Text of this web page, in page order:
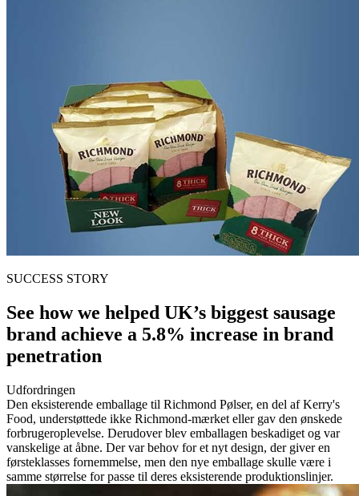
SUCCESS STORY
See how we helped UK’s biggest sausage
brand achieve a 5.8% increase in brand
penetration
Udfordringen
Den eksisterende emballage til Richmond Pølser, en del af Kerry's
Food, understøttede ikke Richmond-mærket eller gav den ønskede
forbrugeroplevelse. Derudover blev emballagen beskadiget og var
vanskelige at åbne. Der var behov for et nyt design, der giver en
førsteklasses fornemmelse, men den nye emballage skulle være i
samme størrelse for passe til deres eksisterende produktionslinjer.